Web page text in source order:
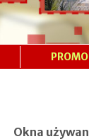
Okna